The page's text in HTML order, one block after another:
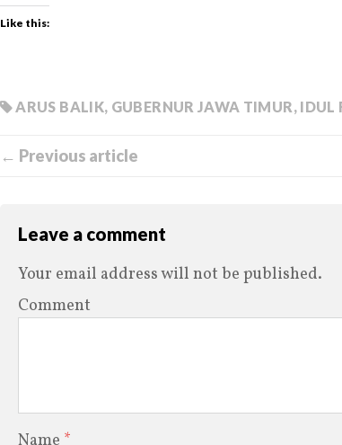
Like this:
ARUS BALIK, GUBERNUR JAWA TIMUR, IDUL
← Previous article
Leave a comment
Your email address will not be published.
Comment